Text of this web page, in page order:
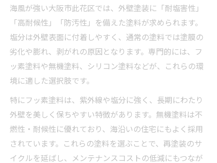
見積もり内容を精査する外壁塗装のポイン
ト
外壁塗装の長期コストを抑える賢い選択方
法
業者選びで失敗しない外壁塗装の判断基準
ツ
海風が強い大阪市此花区では、外壁塗装に「耐塩害性」
「高耐候性」「防汚性」を備えた塗料が求められます。
塩分は外壁表面に付着しやすく、通常の塗料では塗膜の
劣化や膨れ、剥がれの原因となります。専門的には、フ
ッ素塗料や無機塗料、シリコン塗料などが、これらの環
境に適した選択肢です。
特にフッ素塗料は、紫外線や塩分に強く、長期にわたり
外壁を美しく保ちやすい特徴があります。無機塗料は不
燃性・耐候性に優れており、海沿いの住宅にもよく採用
されています。これらの塗料を選ぶことで、再塗装のサ
イクルを延ばし、メンテナンスコストの低減にもつなが